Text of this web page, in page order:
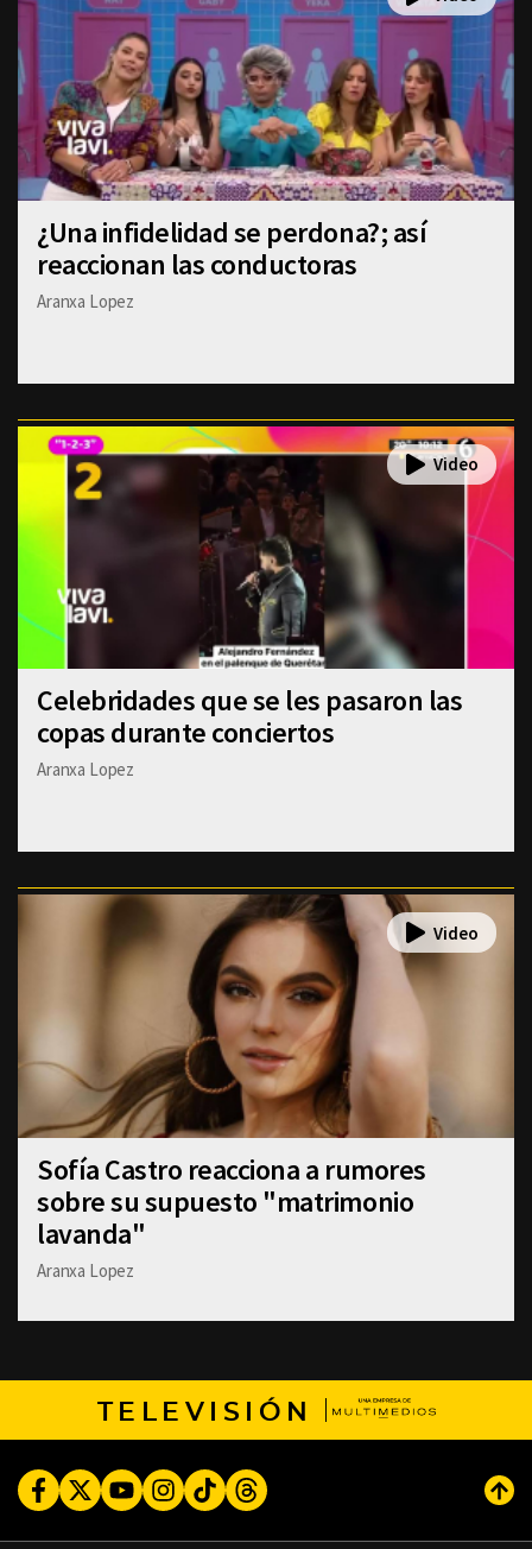
¿Una infidelidad se perdona?; así
reaccionan las conductoras
Aranxa Lopez
Celebridades que se les pasaron las
copas durante conciertos
Aranxa Lopez
Sofía Castro reacciona a rumores
sobre su supuesto "matrimonio
lavanda"
Aranxa Lopez
TELEVISIÓN
FacebookTwitterYoutubeInstagram
TikTokThreads